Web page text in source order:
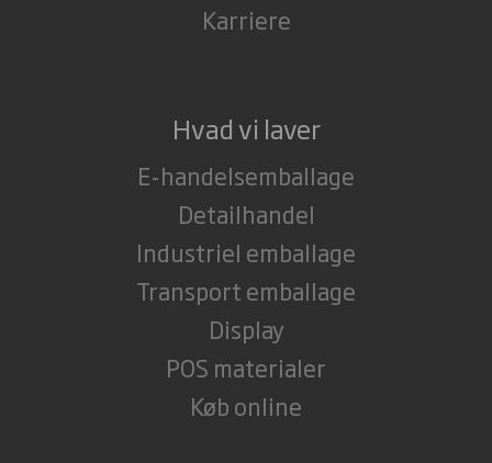
Karriere
Hvad vi laver
E-handelsemballage
Detailhandel
Industriel emballage
Transport emballage
Display
POS materialer
Køb online